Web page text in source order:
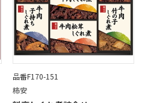
品番F170-151
柿安